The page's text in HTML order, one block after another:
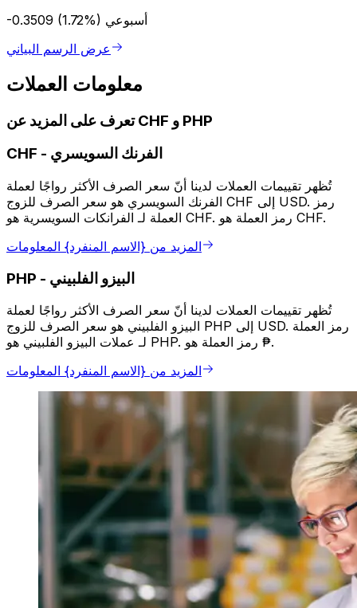
-0.3509 (1.72%) أسبوعي
عرض الرسم البياني
معلومات العملات
تعرف على المزيد عن CHF و PHP
CHF - الفرنك السويسري
تُظهر تقييمات العملات لدينا أنّ سعر الصرف الأكثر رواجًا لعملة
الفرنك السويسري هو سعر الصرف للزوج CHF إلى USD. رمز
العملة لـ الفرانكات السويسرية هو CHF. رمز العملة هو CHF.
المزيد من {الاسم المنفرد} المعلومات
PHP - البيزو الفلبيني
تُظهر تقييمات العملات لدينا أنّ سعر الصرف الأكثر رواجًا لعملة
البيزو الفلبيني هو سعر الصرف للزوج PHP إلى USD. رمز العملة
لـ عملات البيزو الفلبيني هو PHP. رمز العملة هو ₱.
المزيد من {الاسم المنفرد} المعلومات